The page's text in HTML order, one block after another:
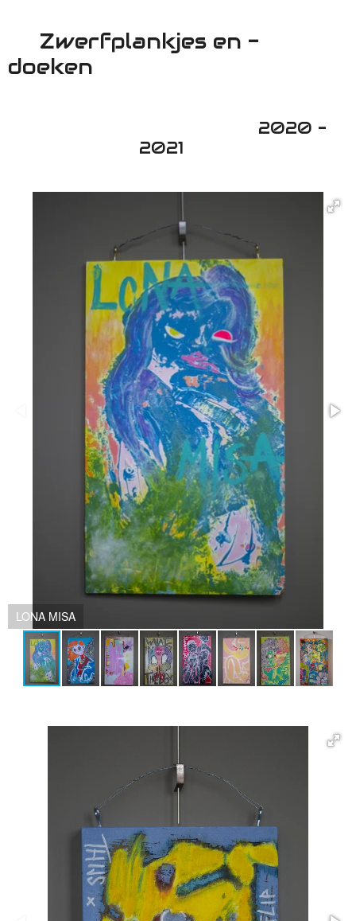
Zwerfplankjes en -
doeken
2020 -
2021
LONA MISA